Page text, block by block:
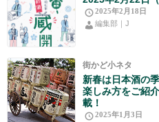
2025年2月18日
編集部｜J
街かど小ネタ
新春は日本酒の
楽しみ方をご紹
載！
2025年1月3日